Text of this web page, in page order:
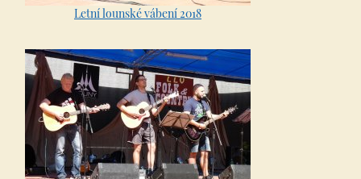
Letní lounské vábení 2018